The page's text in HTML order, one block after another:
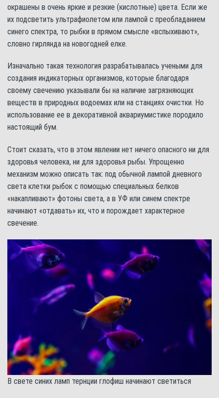
окрашены в очень яркие и резкие (кислотные) цвета. Если же
их подсветить ультрафиолетом или лампой с преобладанием
синего спектра, то рыбки в прямом смысле «вспыхивают»,
словно гирлянда на новогодней елке.
Изначально такая технология разрабатывалась учеными для
создания индикаторных организмов, которые благодаря
своему свечению указывали бы на наличие загрязняющих
веществ в природных водоемах или на станциях очистки. Но
использование ее в декоративной аквариумистике породило
настоящий бум.
Стоит сказать, что в этом явлении нет ничего опасного ни для
здоровья человека, ни для здоровья рыбы. Упрощенно
механизм можно описать так: под обычной лампой дневного
света клетки рыбок с помощью специальных белков
«накапливают» фотоны света, а в УФ или синем спектре
начинают «отдавать» их, что и порождает характерное
свечение.
В свете синих ламп тернции глофиш начинают светиться